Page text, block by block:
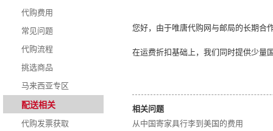
代购费用
常见问题
代购流程
挑选商品
马来西亚专区
配送相关
代购发票获取
您好，由于唯唐代购网与邮局的长期合
在运费折扣基础上，我们同时提供少量
相关问题
从中国寄家具行李到美国的费用